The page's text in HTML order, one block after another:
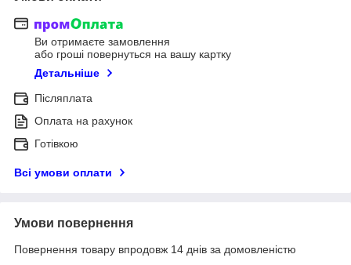
Ви отримаєте замовлення
або гроші повернуться на вашу картку
Детальніше
Післяплата
Оплата на рахунок
Готівкою
Всі умови оплати
Умови повернення
Повернення товару впродовж 14 днів за домовленістю